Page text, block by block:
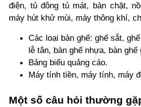
điện, tủ đông tủ mát, bàn chặt,
máy hút khử mùi, máy thông khí,
Các loại bàn ghế: ghế sắt,
lễ tân, bàn ghế nhựa, bàn
Bảng biểu quảng cáo.
Máy tính tiền, máy tính, máy
Một số câu hỏi thường